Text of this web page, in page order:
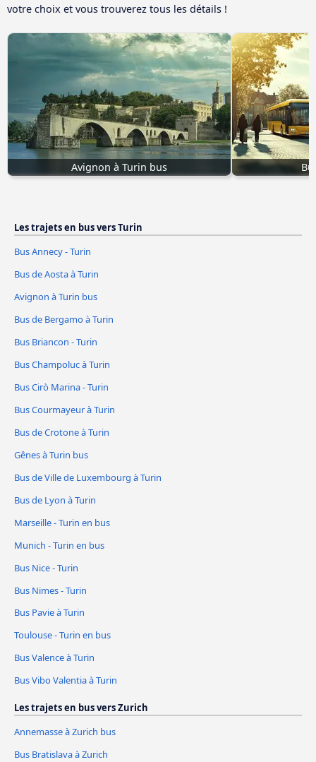
votre choix et vous trouverez tous les détails !
Avignon à Turin bus
Les trajets en bus vers Turin
Bus Annecy - Turin
Bus de Aosta à Turin
Avignon à Turin bus
Bus de Bergamo à Turin
Bus Briancon - Turin
Bus Champoluc à Turin
Bus Cirò Marina - Turin
Bus Courmayeur à Turin
Bus de Crotone à Turin
Gênes à Turin bus
Bus de Ville de Luxembourg à Turin
Bus de Lyon à Turin
Marseille - Turin en bus
Munich - Turin en bus
Bus Nice - Turin
Bus Nimes - Turin
Bus Pavie à Turin
Toulouse - Turin en bus
Bus Valence à Turin
Bus Vibo Valentia à Turin
Les trajets en bus vers Zurich
Annemasse à Zurich bus
Bus Bratislava à Zurich